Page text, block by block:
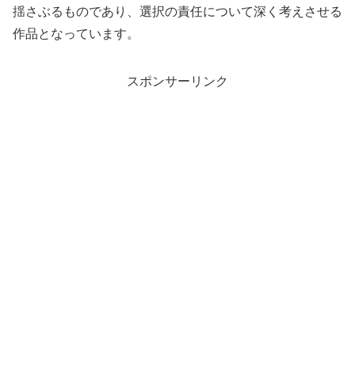
揺さぶるものであり、選択の責任について深く考えさせる
作品となっています。
スポンサーリンク